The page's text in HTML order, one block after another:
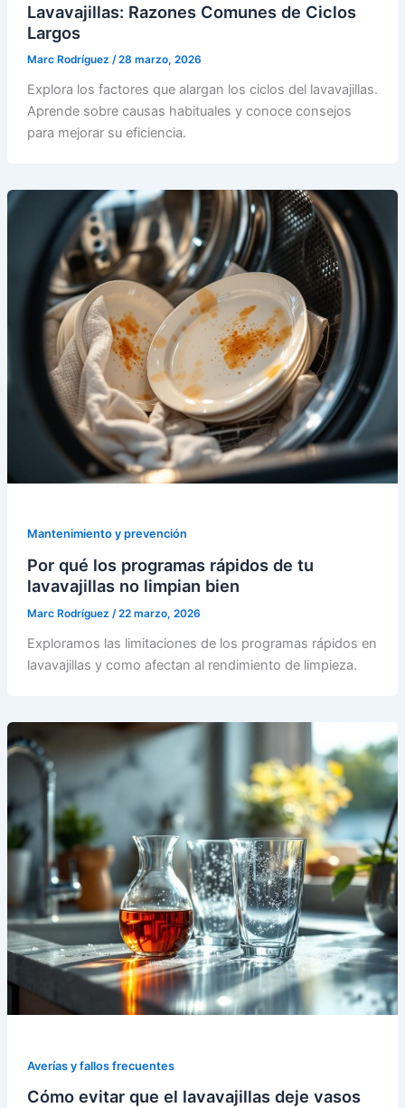
Lavavajillas: Razones Comunes de Ciclos
Largos
Marc Rodríguez /28 marzo, 2026
Explora los factores que alargan los ciclos del lavavajillas.
Aprende sobre causas habituales y conoce consejos
para mejorar su eficiencia.
Mantenimiento y prevención
Por qué los programas rápidos de tu
lavavajillas no limpian bien
Marc Rodríguez /22 marzo, 2026
Exploramos las limitaciones de los programas rápidos en
lavavajillas y como afectan al rendimiento de limpieza.
Averías y fallos frecuentes
Cómo evitar que el lavavajillas deje vasos